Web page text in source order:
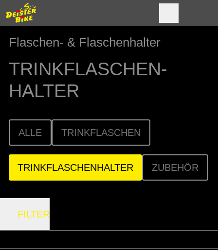
Flaschen- & Flaschenhalter
TRINKFLASCHEN­
HALTER
ALLE TRINKFLASCHEN
TRINKFLASCHENHALTER ZUBEHÖR
FILTER